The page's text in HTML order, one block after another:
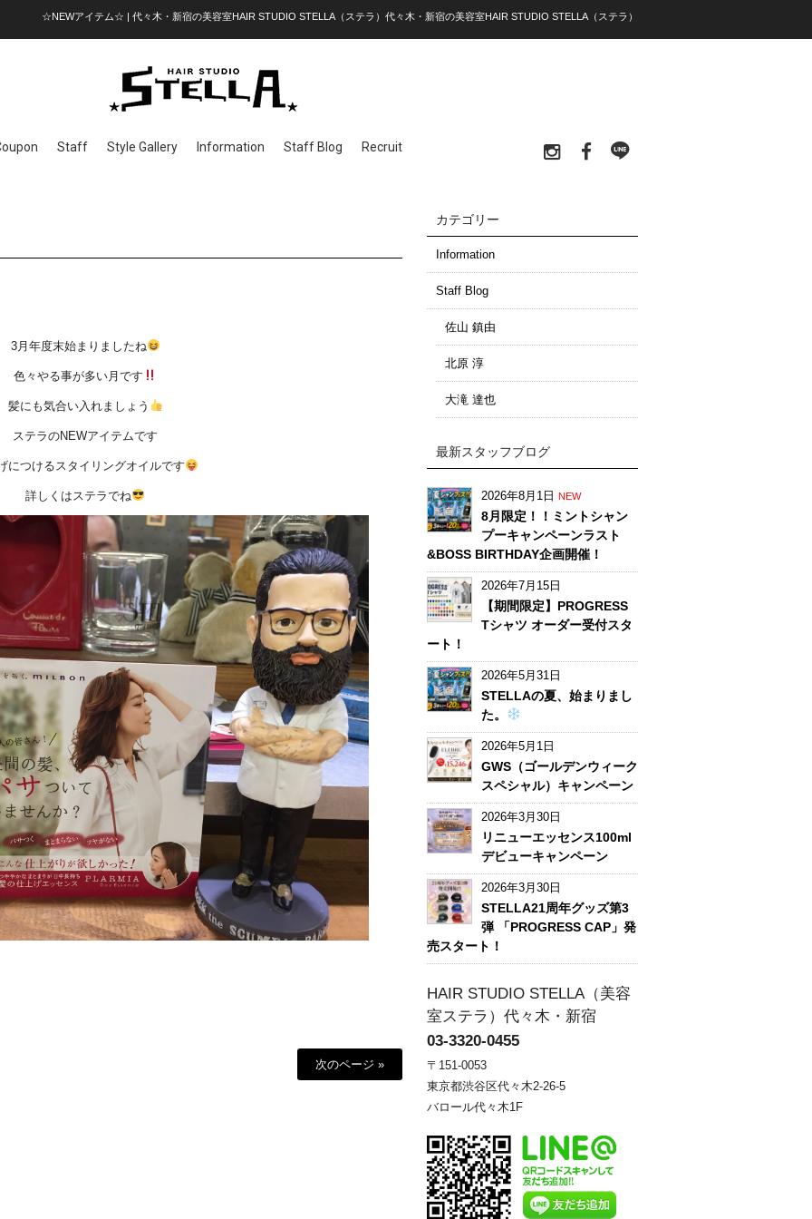
☆NEWアイテム☆ | 代々木・新宿の美容室HAIR STUDIO STELLA（ステラ）代々木・新宿の美容室HAIR STUDIO STELLA（ステラ）
Staff Style Gallery Information Staff Blog Recruit
3月年度末始まりましたね
色々やる事が多い月です
髪にも気合い入れましょう
ステラのNEWアイテムです
につけるスタイリングオイルです
詳しくはステラでね
次のページ »
カテゴリー
Information
Staff Blog
佐山 鎮由
北原 淳
大滝 達也
最新スタッフブログ
2026年8月1日 NEW
8月限定！！ミントシャン
プーキャンペーンラスト
&BOSS BIRTHDAY企画開催！
2026年7月15日
【期間限定】PROGRESS
Tシャツ オーダー受付スタ
ート！
2026年5月31日
STELLAの夏、始まりまし
た。
2026年5月1日
GWS（ゴールデンウィーク
スペシャル）キャンペーン
2026年3月30日
リニューエッセンス100ml
デビューキャンペーン
2026年3月30日
STELLA21周年グッズ第3
弾 「PROGRESS CAP」発
売スタート！
HAIR STUDIO STELLA（美容
室ステラ）代々木・新宿
03-3320-0455
〒151-0053
東京都渋谷区代々木2-26-5
バロール代々木1F